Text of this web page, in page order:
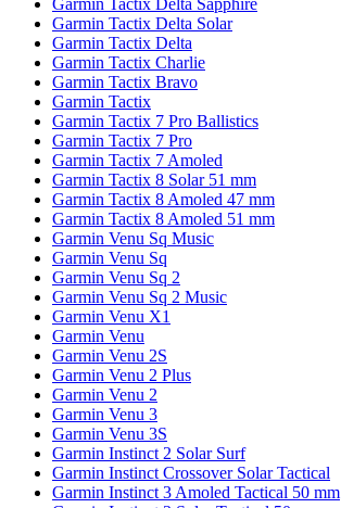
Garmin Tactix Delta Sapphire
Garmin Tactix Delta Solar
Garmin Tactix Delta
Garmin Tactix Charlie
Garmin Tactix Bravo
Garmin Tactix
Garmin Tactix 7 Pro Ballistics
Garmin Tactix 7 Pro
Garmin Tactix 7 Amoled
Garmin Tactix 8 Solar 51 mm
Garmin Tactix 8 Amoled 47 mm
Garmin Tactix 8 Amoled 51 mm
Garmin Venu Sq Music
Garmin Venu Sq
Garmin Venu Sq 2
Garmin Venu Sq 2 Music
Garmin Venu X1
Garmin Venu
Garmin Venu 2S
Garmin Venu 2 Plus
Garmin Venu 2
Garmin Venu 3
Garmin Venu 3S
Garmin Instinct 2 Solar Surf
Garmin Instinct Crossover Solar Tactical
Garmin Instinct 3 Amoled Tactical 50 mm